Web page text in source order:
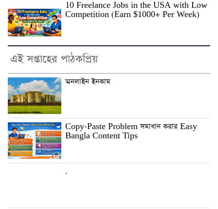
10 Freelance Jobs in the USA with Low
Competition (Earn $1000+ Per Week)
এই সপ্তাহের পাঠকপ্রিয়
অনলাইন ইনকাম
Copy-Paste Problem সমাধান করার Easy
Bangla Content Tips
.